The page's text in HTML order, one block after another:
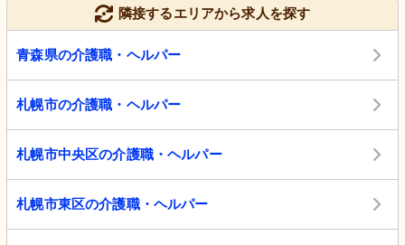
隣接するエリアから求人を探す
青森県の介護職・ヘルパー
札幌市の介護職・ヘルパー
札幌市中央区の介護職・ヘルパー
札幌市東区の介護職・ヘルパー